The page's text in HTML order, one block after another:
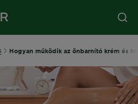
Hogyan működik az önbarnító krém és